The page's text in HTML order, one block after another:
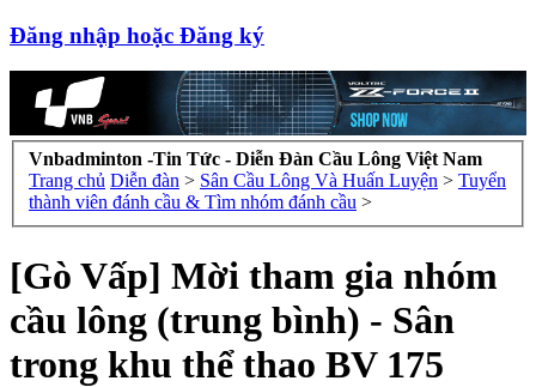
Đăng nhập hoặc Đăng ký
Vnbadminton -Tin Tức - Diễn Đàn Cầu Lông Việt Nam
Trang chủ Diễn đàn > Sân Cầu Lông Và Huấn Luyện > Tuyển
thành viên đánh cầu & Tìm nhóm đánh cầu >
[Gò Vấp] Mời tham gia nhóm
cầu lông (trung bình) - Sân
trong khu thể thao BV 175